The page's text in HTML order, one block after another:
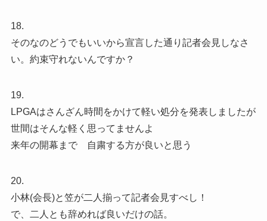
18.
そのなのどうでもいいから宣言した通り記者会見しなさ
い。約束守れないんですか？
19.
LPGAはさんざん時間をかけて軽い処分を発表しましたが
世間はそんな軽く思ってませんよ
来年の開幕まで 自粛する方が良いと思う
20.
小林(会長)と笠が二人揃って記者会見すべし！
で、二人とも辞めれば良いだけの話。